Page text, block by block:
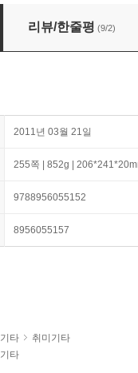
구만들기
리뷰/한줄평 (9/2)
2011년 03월 21일
255쪽 | 852g |
9788956055152
8956055157
타
취미기타
타